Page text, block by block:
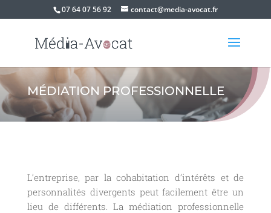
07 64 07 56 92 contact@media-avocat.fr
MÉDIATION PROFESSIONNELLE
L’entreprise, par la cohabitation d’intérêts et de
personnalités divergents peut facilement être un
lieu de différents. La médiation professionnelle